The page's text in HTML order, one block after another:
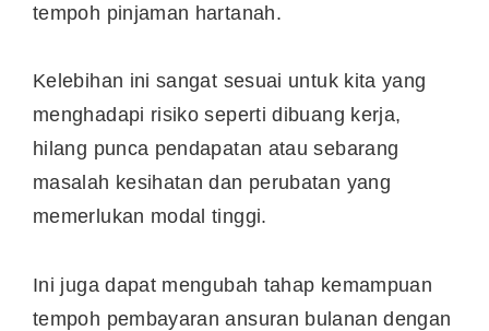
tempoh pinjaman hartanah.
Kelebihan ini sangat sesuai untuk kita yang
menghadapi risiko seperti dibuang kerja,
hilang punca pendapatan atau sebarang
masalah kesihatan dan perubatan yang
memerlukan modal tinggi.
Ini juga dapat mengubah tahap kemampuan
tempoh pembayaran ansuran bulanan dengan